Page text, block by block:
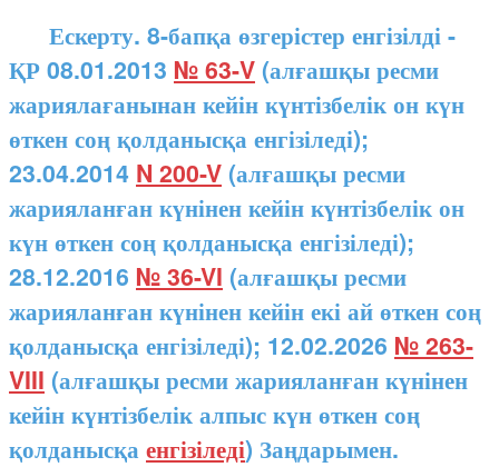
Ескерту. 8-бапқа өзгерістер енгізілді -
ҚР 08.01.2013 № 63-V (алғашқы ресми
жариялағанынан кейін күнтізбелік он күн
өткен соң қолданысқа енгізіледі);
23.04.2014 N 200-V (алғашқы ресми
жарияланған күнінен кейін күнтізбелік он
күн өткен соң қолданысқа енгізіледі);
28.12.2016 № 36-VI (алғашқы ресми
жарияланған күнінен кейін екі ай өткен соң
қолданысқа енгізіледі); 12.02.2026 № 263-
VIII (алғашқы ресми жарияланған күнінен
кейін күнтізбелік алпыс күн өткен соң
қолданысқа енгізіледі) Заңдарымен.